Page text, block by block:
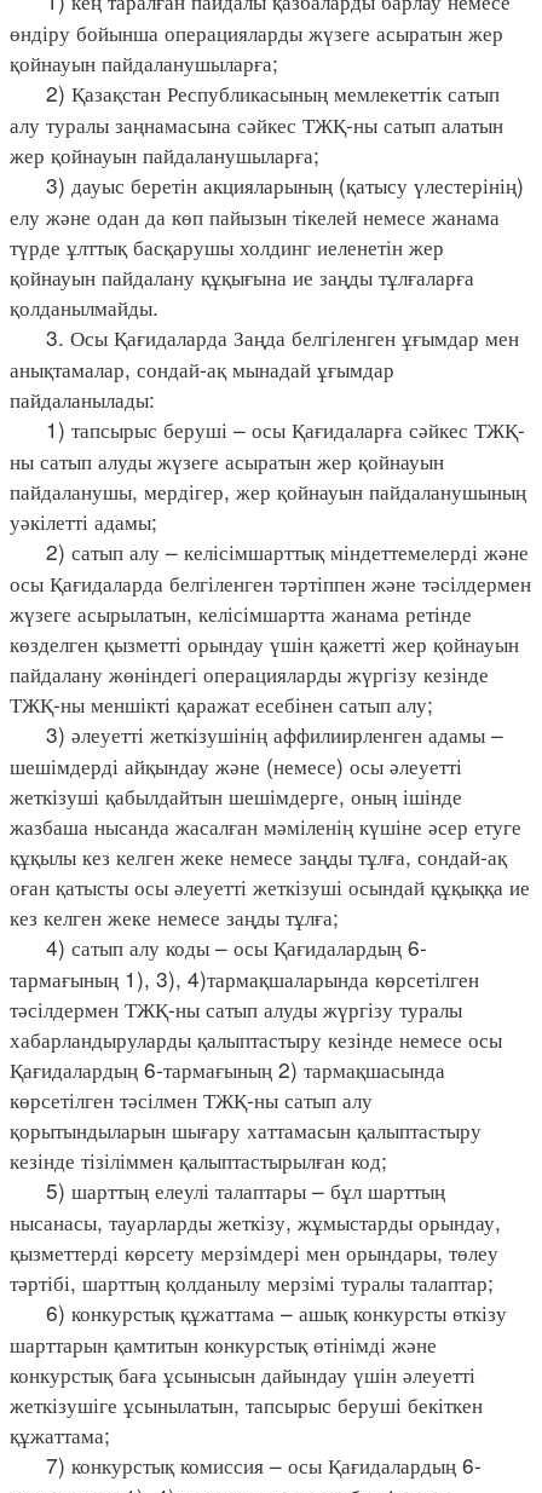
өндіру бойынша операцияларды жүзеге асыратын жер
қойнауын пайдаланушыларға;
2) Қазақстан Республикасының мемлекеттік сатып
алу туралы заңнамасына сәйкес ТЖҚ-ны сатып алатын
жер қойнауын пайдаланушыларға;
3) дауыс беретін акцияларының (қатысу үлестерінің)
елу және одан да көп пайызын тікелей немесе жанама
түрде ұлттық басқарушы холдинг иеленетін жер
қойнауын пайдалану құқығына ие заңды тұлғаларға
қолданылмайды.
3. Осы Қағидаларда Заңда белгіленген ұғымдар мен
анықтамалар, сондай-ақ мынадай ұғымдар
пайдаланылады:
1) тапсырыс беруші – осы Қағидаларға сәйкес ТЖҚ-
ны сатып алуды жүзеге асыратын жер қойнауын
пайдаланушы, мердігер, жер қойнауын пайдаланушының
уәкілетті адамы;
2) сатып алу – келісімшарттық міндеттемелерді және
осы Қағидаларда белгіленген тәртіппен және тәсілдермен
жүзеге асырылатын, келісімшартта жанама ретінде
көзделген қызметті орындау үшін қажетті жер қойнауын
пайдалану жөніндегі операцияларды жүргізу кезінде
ТЖҚ-ны меншікті қаражат есебінен сатып алу;
3) әлеуетті жеткізушінің аффилиирленген адамы –
шешімдерді айқындау және (немесе) осы әлеуетті
жеткізуші қабылдайтын шешімдерге, оның ішінде
жазбаша нысанда жасалған мәміленің күшіне әсер етуге
құқылы кез келген жеке немесе заңды тұлға, сондай-ақ
оған қатысты осы әлеуетті жеткізуші осындай құқыққа ие
кез келген жеке немесе заңды тұлға;
4) сатып алу коды – осы Қағидалардың 6-
тармағының 1), 3), 4)тармақшаларында көрсетілген
тәсілдермен ТЖҚ-ны сатып алуды жүргізу туралы
хабарландыруларды қалыптастыру кезінде немесе осы
Қағидалардың 6-тармағының 2) тармақшасында
көрсетілген тәсілмен ТЖҚ-ны сатып алу
қорытындыларын шығару хаттамасын қалыптастыру
кезінде тізіліммен қалыптастырылған код;
5) шарттың елеулі талаптары – бұл шарттың
нысанасы, тауарларды жеткізу, жұмыстарды орындау,
қызметтерді көрсету мерзімдері мен орындары, төлеу
тәртібі, шарттың қолданылу мерзімі туралы талаптар;
6) конкурстық құжаттама – ашық конкурсты өткізу
шарттарын қамтитын конкурстық өтінімді және
конкурстық баға ұсынысын дайындау үшін әлеуетті
жеткізушіге ұсынылатын, тапсырыс беруші бекіткен
құжаттама;
7) конкурстық комиссия – осы Қағидалардың 6-